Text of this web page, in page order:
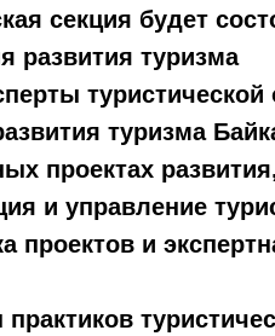
секция будет
развития туризма
туризма
проектах
и управление
проектов и